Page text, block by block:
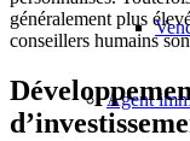
Agent
généralement plus
conseillers humains